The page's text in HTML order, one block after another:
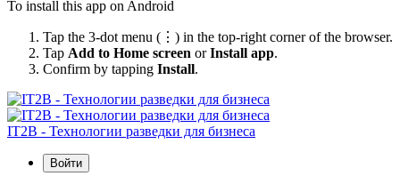
To install this app on Android
Tap the 3-dot menu (⋮) in the top-right corner of the browser.
Tap Add to Home screen orInstall app.
Confirm by tapping Install.
IT2B - Технологии разведки для бизнеса
Войти